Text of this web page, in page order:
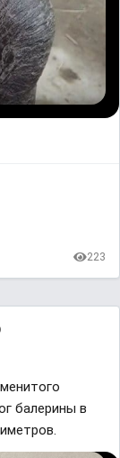
223
балерины в